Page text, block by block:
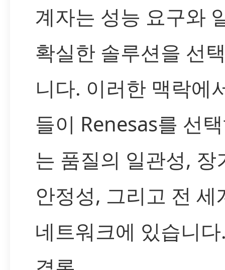
계자는 성능 요구와
확실한 솔루션을 선
니다. 이러한 맥락에
들이 Renesas를 선
는 품질의 일관성, 장
안정성, 그리고 전
네트워크에 있습니